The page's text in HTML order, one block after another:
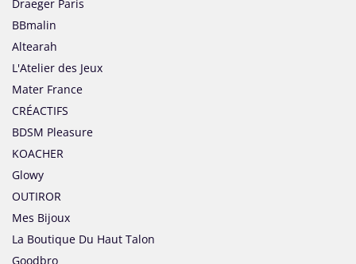
Draeger Paris
BBmalin
Altearah
L'Atelier des Jeux
Mater France
CRÉACTIFS
BDSM Pleasure
KOACHER
Glowy
OUTIROR
Mes Bijoux
La Boutique Du Haut Talon
Goodbro